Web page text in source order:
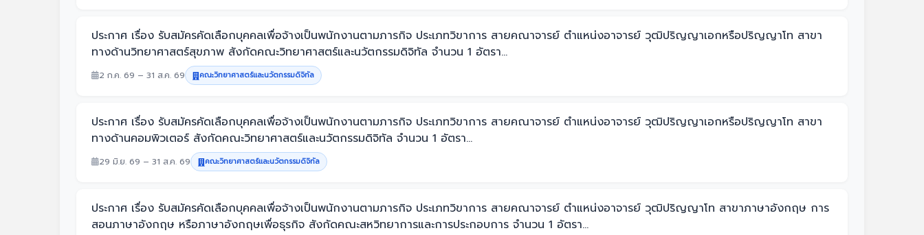
ประกาศ เรื่อง รับสมัครคัดเลือกบุคคลเพื่อจ้างเป็นพนักงานตามภารกิจ ประเภทวิขาการ สายคณาจารย์ ตำแหน่งอาจารย์ วุฒิปริญญาเอกหรือปริญญาโท สาขา
ทางด้านวิทยาศาสตร์สุขภาพ สังกัดคณะวิทยาศาสตร์และนวัตกรรมดิจิทัล จำนวน 1 อัตรา...
2 ก.ค. 69 – 31 ส.ค. 69 คณะวิทยาศาสตร์และนวัตกรรมดิจิทัล
ประกาศ เรื่อง รับสมัครคัดเลือกบุคคลเพื่อจ้างเป็นพนักงานตามภารกิจ ประเภทวิขาการ สายคณาจารย์ ตำแหน่งอาจารย์ วุฒิปริญญาเอกหรือปริญญาโท สาขา
ทางด้านคอมพิวเตอร์ สังกัดคณะวิทยาศาสตร์และนวัตกรรมดิจิทัล จำนวน 1 อัตรา...
29 มิ.ย. 69 – 31 ส.ค. 69 คณะวิทยาศาสตร์และนวัตกรรมดิจิทัล
ประกาศ เรื่อง รับสมัครคัดเลือกบุคคลเพื่อจ้างเป็นพนักงานตามภารกิจ ประเภทวิขาการ สายคณาจารย์ ตำแหน่งอาจารย์ วุฒิปริญญาโท สาขาภาษาอังกฤษ การ
สอนภาษาอังกฤษ หรือภาษาอังกฤษเพื่อธุรกิจ สังกัดคณะสหวิทยาการและการประกอบการ จำนวน 1 อัตรา...